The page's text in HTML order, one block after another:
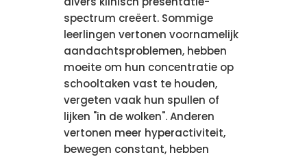
spectrum creëert. Sommige
leerlingen vertonen voornamelijk
aandachtsproblemen, hebben
moeite om hun concentratie op
schooltaken vast te houden,
vergeten vaak hun spullen of
lijken "in de wolken". Anderen
vertonen meer hyperactiviteit,
bewegen constant, hebben